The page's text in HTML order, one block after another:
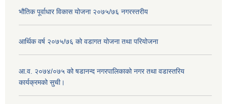
भौतिक पूर्वाधार विकास योजना २०७५/७६ नगरस्तरीय
आर्थिक वर्ष २०७५/७६ को वडागत योजना तथा परियोजना
आ.व. २०७४/०७५ को षडानन्द नगरपालिकाको नगर तथा वडास्तरिय
कार्यक्रमको सुची।